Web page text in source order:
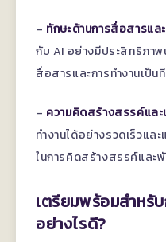
– ทักษะด้านการสื่อสารแล
กับ AI อย่างมีประสิทธิภาพ
สื่อสารและการทำงานเป็น
– ความคิดสร้างสรรค์แล
ทำงานได้อย่างรวดเร็วแ
ในการคิดสร้างสรรค์และ
เตรียมพร้อมสำหรับ
อย่างไรดี?